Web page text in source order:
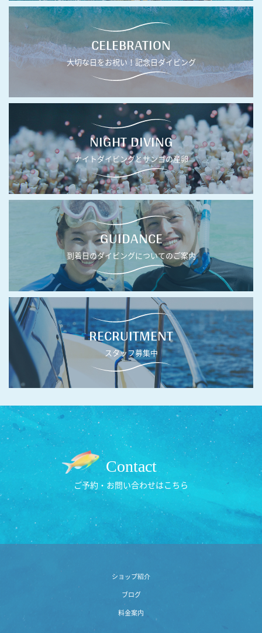
CELEBRATION
大切な日をお祝い！記念日ダイビング
NIGHT DIVING
ナイトダイビングとサンゴの産卵
GUIDANCE
到着日のダイビングについてのご案内
RECRUITMENT
スタッフ募集中
Contact
ご予約・お問い合わせはこちら
ショップ紹介
ブログ
料金案内